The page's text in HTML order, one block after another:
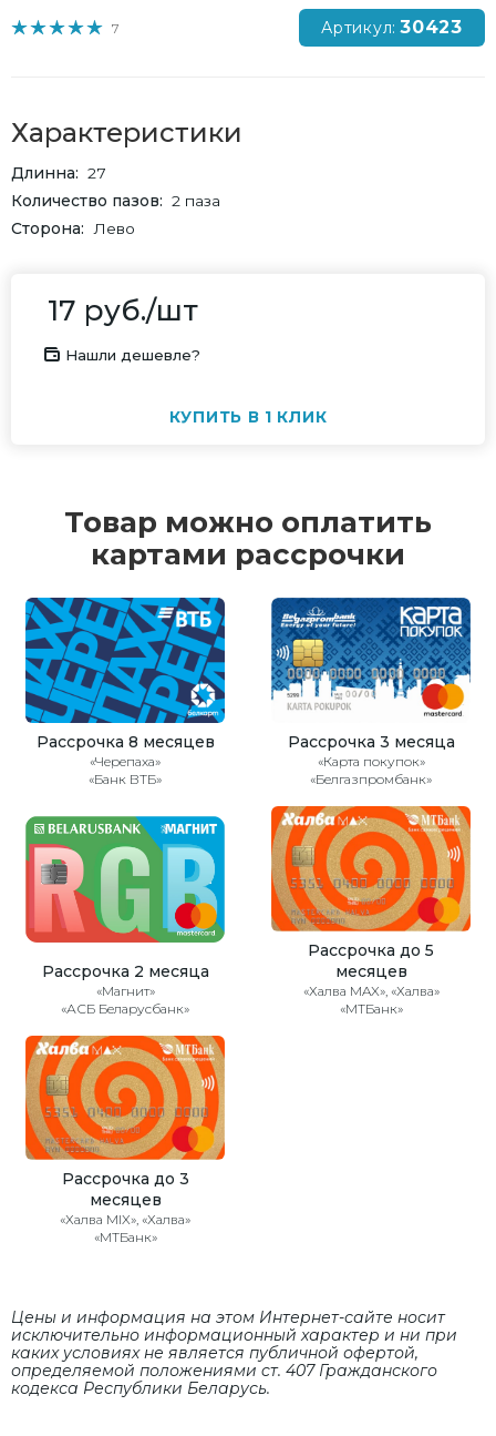
7 Артикул: 30423
Характеристики
Длинна
27
Количество пазов
2 паза
Сторона
Лево
17 руб./шт
Нашли дешевле?
КУПИТЬ В 1 КЛИК
Товар можно оплатить
картами рассрочки
Рассрочка 8 месяцев
«Черепаха»
«Банк ВТБ»
Рассрочка 3 месяца
«Карта покупок»
«Белгазпромбанк»
Рассрочка 2 месяца
«Магнит»
«АСБ Беларусбанк»
Рассрочка до 5
месяцев
«Халва MAX», «Халва»
«МТБанк»
Рассрочка до 3
месяцев
«Халва MIX», «Халва»
«МТБанк»
Цены и информация на этом Интернет-сайте носит
исключительно информационный характер и ни при
каких условиях не является публичной офертой,
определяемой положениями cт. 407 Гражданского
кодекса Республики Беларусь.